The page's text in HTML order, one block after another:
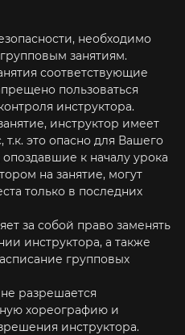
необходимо
занятиям.
соответствующие
пользоваться
инструктора.
инструктор имеет
т.к. это опасно для Вашего
к началу урока
на занятие, могут
только в последних
за собой право заменять
инструктора, а также
групповых
разрешается
хореографию и
инструктора.